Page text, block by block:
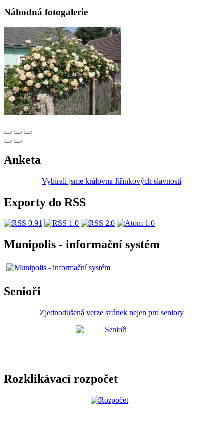
Náhodná fotogalerie
Anketa
Vybírali jsme královnu Jiřinkových slavností
Exporty do RSS
Munipolis - informační systém
Senioři
Zjednodušená verze stránek nejen pro seniory
Rozklikávací rozpočet